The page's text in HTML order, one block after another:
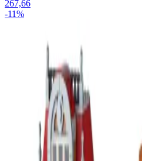
267,66
-11%